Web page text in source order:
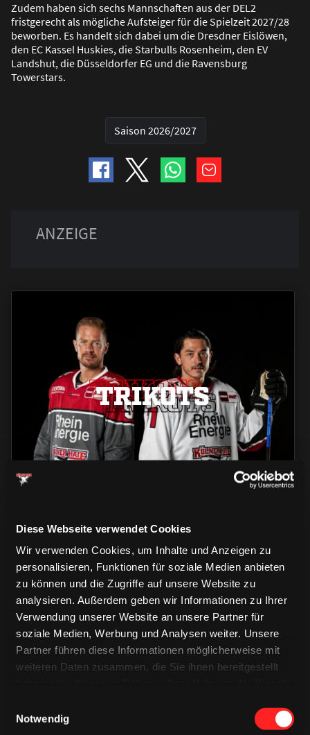
Diese Webseite verwendet Cookies
Wir verwenden Cookies, um Inhalte und Anzeigen zu
personalisieren, Funktionen für soziale Medien anbieten
zu können und die Zugriffe auf unsere Website zu
analysieren. Außerdem geben wir Informationen zu Ihrer
Verwendung unserer Website an unsere Partner für
soziale Medien, Werbung und Analysen weiter. Unsere
Partner führen diese Informationen möglicherweise mit
weiteren Daten zusammen, die Sie ihnen bereitgestellt
Notwendig
Zudem haben sich sechs Mannschaften aus der DEL2
fristgerecht als mögliche Aufsteiger für die Spielzeit 2027/28
beworben. Es handelt sich dabei um die Dresdner Eislöwen,
den EC Kassel Huskies, die Starbulls Rosenheim, den EV
Landshut, die Düsseldorfer EG und die Ravensburg
Towerstars.
Saison 2026/2027
TRIKOTS
TRIKOTS
TRIKOTS
CAPS & CO
CAPS & CO
CAPS & CO